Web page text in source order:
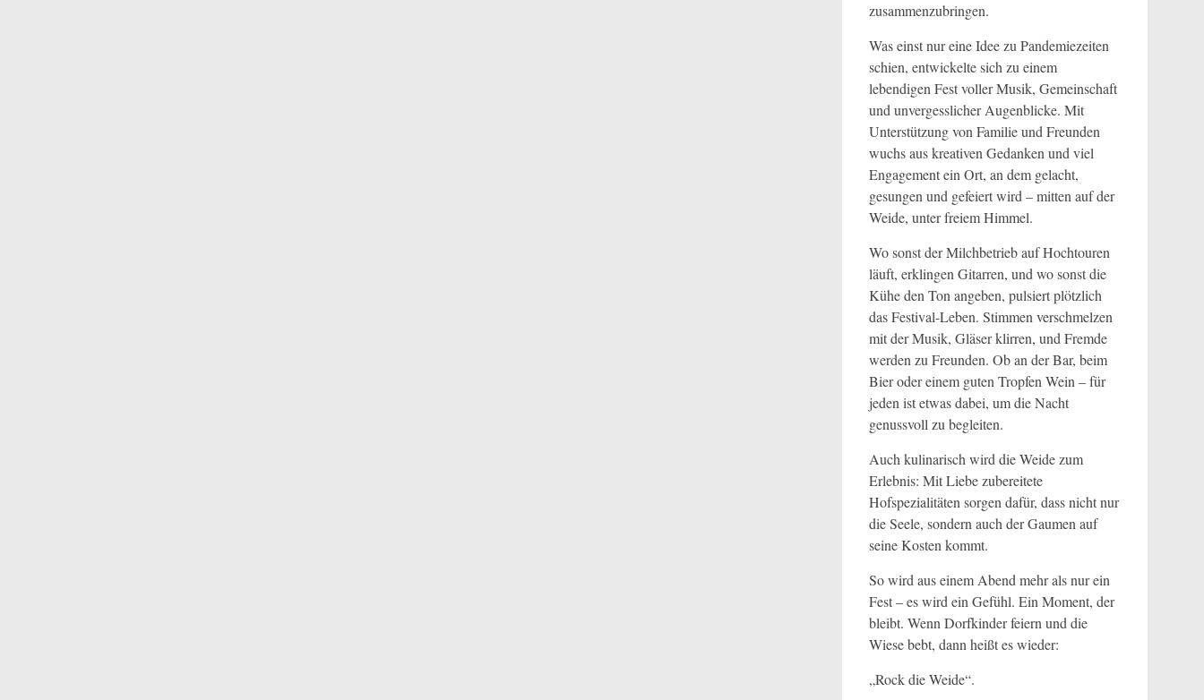
zusammenzubringen.
Was einst nur eine Idee zu Pandemiezeiten
schien, entwickelte sich zu einem
lebendigen Fest voller Musik, Gemeinschaft
und unvergesslicher Augenblicke. Mit
Unterstützung von Familie und Freunden
wuchs aus kreativen Gedanken und viel
Engagement ein Ort, an dem gelacht,
gesungen und gefeiert wird – mitten auf der
Weide, unter freiem Himmel.
Wo sonst der Milchbetrieb auf Hochtouren
läuft, erklingen Gitarren, und wo sonst die
Kühe den Ton angeben, pulsiert plötzlich
das Festival-Leben. Stimmen verschmelzen
mit der Musik, Gläser klirren, und Fremde
werden zu Freunden. Ob an der Bar, beim
Bier oder einem guten Tropfen Wein – für
jeden ist etwas dabei, um die Nacht
genussvoll zu begleiten.
Auch kulinarisch wird die Weide zum
Erlebnis: Mit Liebe zubereitete
Hofspezialitäten sorgen dafür, dass nicht nur
die Seele, sondern auch der Gaumen auf
seine Kosten kommt.
So wird aus einem Abend mehr als nur ein
Fest – es wird ein Gefühl. Ein Moment, der
bleibt. Wenn Dorfkinder feiern und die
Wiese bebt, dann heißt es wieder:
„Rock die Weide“.